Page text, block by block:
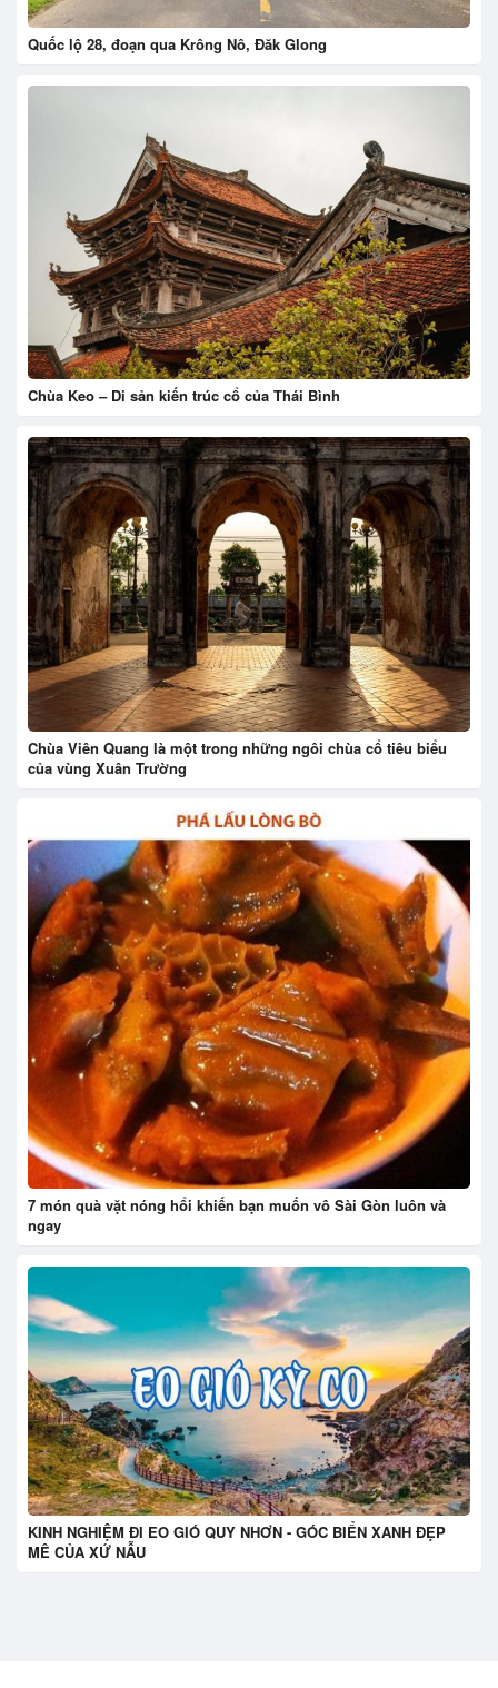
Quốc lộ 28, đoạn qua Krông Nô, Đăk Glong
Chùa Keo – Di sản kiến trúc cổ của Thái Bình
Chùa Viên Quang là một trong những ngôi chùa cổ tiêu biểu
của vùng Xuân Trường
7 món quà vặt nóng hổi khiến bạn muốn vô Sài Gòn luôn và
ngay
KINH NGHIỆM ĐI EO GIÓ QUY NHƠN - GÓC BIỂN XANH ĐẸP
MÊ CỦA XỨ NẪU